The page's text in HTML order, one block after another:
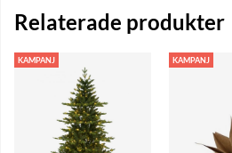
Relaterade produkter
KAMPANJ KAMPANJ